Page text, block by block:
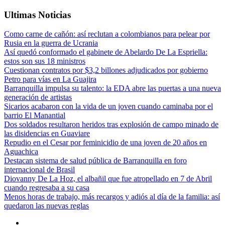
Ultimas Noticias
Como carne de cañón: así reclutan a colombianos para pelear por
Rusia en la guerra de Ucrania
Así quedó conformado el gabinete de Abelardo De La Espriella:
estos son sus 18 ministros
Cuestionan contratos por $3,2 billones adjudicados por gobierno
Petro para vías en La Guajira
Barranquilla impulsa su talento: la EDA abre las puertas a una nueva
generación de artistas
Sicarios acabaron con la vida de un joven cuando caminaba por el
barrio El Manantial
Dos soldados resultaron heridos tras explosión de campo minado de
las disidencias en Guaviare
Repudio en el Cesar por feminicidio de una joven de 20 años en
Aguachica
Destacan sistema de salud pública de Barranquilla en foro
internacional de Brasil
Diovanny De La Hoz, el albañil que fue atropellado en 7 de Abril
cuando regresaba a su casa
Menos horas de trabajo, más recargos y adiós al día de la familia: así
quedaron las nuevas reglas